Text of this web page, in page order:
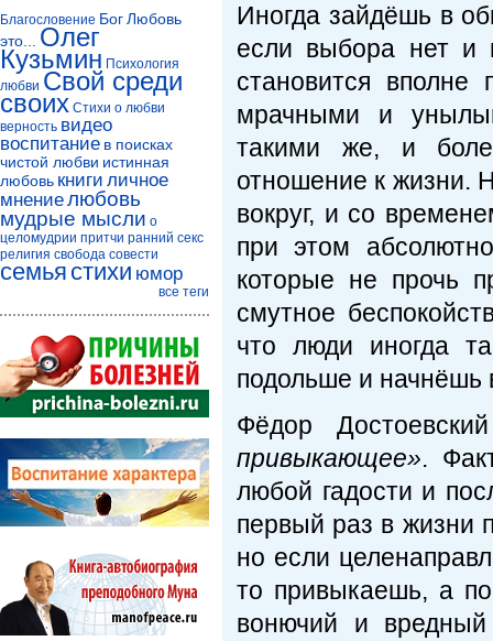
Иногда зайдёшь в
если выбора нет и
становится
мрачными и
такими же, и
отношение к жизни.
вокруг, и со
при этом
которые не прочь
смутное
что люди иногда
подольше и начнёшь
Фёдор
привыкающее».
любой гадости и
первый раз в жизни
но если
то привыкаешь, а
вонючий и
Благословение БогЛюбовь
это...
Олег
Кузьмин Психология
любви Свой среди
своих Стихи о любви
верность видео
воспитание в поисках
чистой любви истинная
любовь книги личное
мнениелюбовь
мудрые мысли о
целомудрии притчи ранний секс
религия свобода совести
семья стихи юмор
все теги